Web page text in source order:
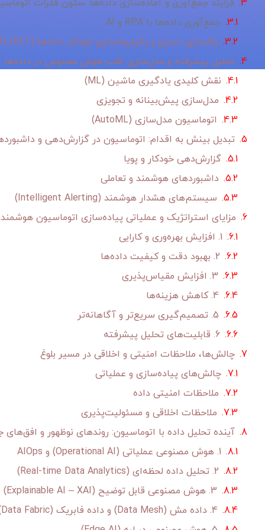
فرایند جمع‌آوری و آماده‌سازی داده‌ها: ستون فقرات
جمع‌آوری داده‌ها با RPA و AI
پاکسازی، تبدیل و یکپارچه‌سازی خودکار داده‌ها (Automated ETL/ELT)
تحلیل پیشرفته و مدل‌سازی: قلب هوش مصنوعی در داده‌ها
نقش کلیدی یادگیری ماشین (ML)
مدل‌سازی پیش‌بینانه و تجویزی
اتوماسیون مدل‌سازی (AutoML)
تبدیل بینش به اقدام: اتوماسیون در گزارش‌دهی و
گزارش‌دهی خودکار و پویا
داشبوردهای هوشمند و تعاملی
سیستم‌های هشدار هوشمند (Intelligent Alerting)
مزایای استراتژیک و عملیاتی پیاده‌سازی اتوماسیون هوشمند
1. افزایش بهره‌وری و کارایی
2. بهبود دقت و کیفیت داده‌ها
3. افزایش مقیاس‌پذیری
4. کاهش هزینه‌ها
5. تصمیم‌گیری سریع‌تر و آگاهانه‌تر
6. قابلیت‌های تحلیل پیشرفته
چالش‌ها، ملاحظات امنیتی و اخلاقی در مسیر بلوغ
چالش‌های پیاده‌سازی و عملیاتی
ملاحظات امنیتی داده
ملاحظات اخلاقی و مسئولیت‌پذیری
آینده تحلیل داده با اتوماسیون: روندهای نوظهور و افق‌های
1. هوش مصنوعی عملیاتی (Operational AI) و AIOps
2. تحلیل داده لحظه‌ای (Real-time Data Analytics)
3. هوش مصنوعی قابل توضیح (Explainable AI – XAI)
4. داده مش (Data Mesh) و داده فابریک (Data Fabric)